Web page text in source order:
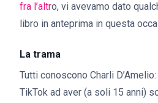
fra l’altro, vi avevamo dato
libro in anteprima in questa
La trama
Tutti conoscono Charli
TikTok ad aver (a soli 15 anni)